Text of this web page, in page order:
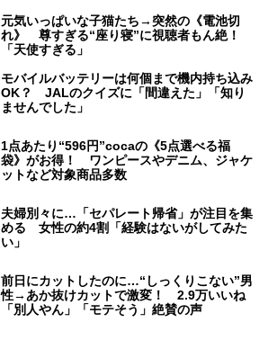
元気いっぱいな子猫たち→突然の《電池切
れ》 尊すぎる“座り寝”に視聴者もん絶！
「天使すぎる」
モバイルバッテリーは何個まで機内持ち込み
OK？ JALのクイズに「間違えた」「知り
ませんでした」
1点あたり“596円”cocaの《5点選べる福
袋》がお得！ ワンピースやデニム、ジャケ
ットなど対象商品多数
夫婦別々に…「セパレート帰省」が注目を集
める 女性の約4割「経験はないがしてみた
い」
前日にカットしたのに…“しっくりこない”男
性→あか抜けカットで激変！ 2.9万いいね
「別人やん」「モテそう」絶賛の声